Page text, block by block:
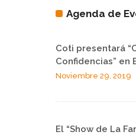
Agenda de
Coti presentará
Confidencias” en
Noviembre 29, 2019
El “Show de La